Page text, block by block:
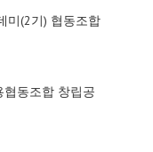
미(2기) 협동조합
동조합 창립공